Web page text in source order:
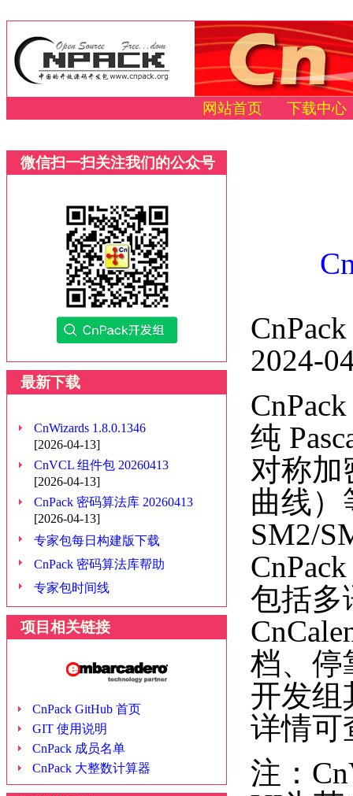
网站首页 下载中心
微信扫一扫关注我们的公众号
最新下载
CnWizards 1.8.0.1346
[2026-04-13]
CnVCL 组件包 20260413
[2026-04-13]
CnPack 密码算法库 20260413
[2026-04-13]
专家包每日构建版下载
CnPack 密码算法库帮助
专家包时间线
项目相关链接
CnPack GitHub 首页
GIT 使用说明
CnPack 成员名单
CnPack 大整数计算器
2024-
纯
对称加
曲线）
SM2/
包括多
档、停
开发组
详情可
注：